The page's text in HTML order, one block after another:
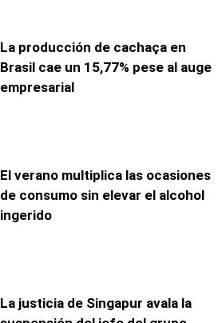
La producción de cachaça en
Brasil cae un 15,77% pese al auge
empresarial
El verano multiplica las ocasiones
de consumo sin elevar el alcohol
ingerido
La justicia de Singapur avala la